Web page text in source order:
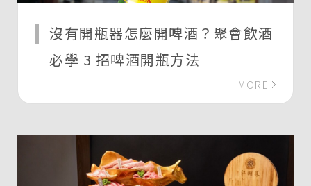
沒有開瓶器怎麼開啤酒？聚會飲酒
必學 3 招啤酒開瓶方法
MORE